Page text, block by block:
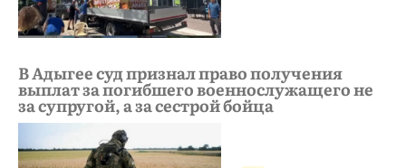
В Адыгее суд признал право получения
выплат за погибшего военнослужащего не
за супругой, а за сестрой бойца